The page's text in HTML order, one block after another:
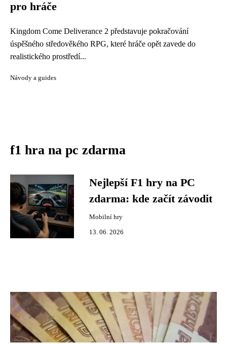
pro hráče
Kingdom Come Deliverance 2 představuje pokračování
úspěšného středověkého RPG, které hráče opět zavede do
realistického prostředí...
Návody a guides
f1 hra na pc zdarma
Nejlepší F1 hry na PC
zdarma: kde začít závodit
Mobilní hry
13. 06. 2026